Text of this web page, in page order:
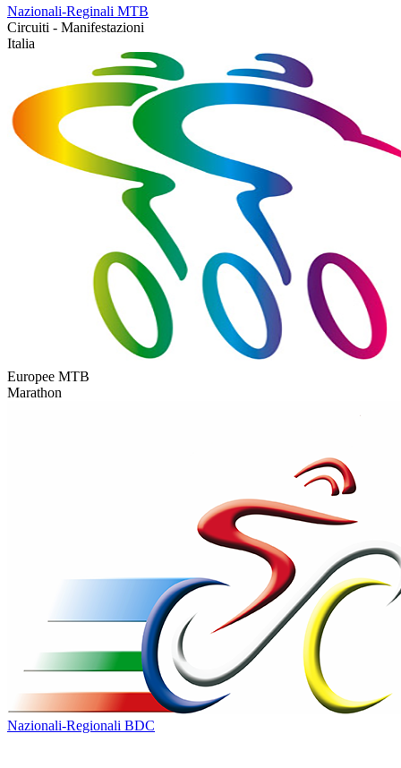
Nazionali-Reginali MTB
Circuiti - Manifestazioni
Italia
Europee MTB
Marathon
Nazionali-Regionali BDC